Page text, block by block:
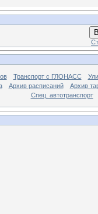
Транспорт с ГЛОНАСС
Архив расписаний
Архив
Спец. автотранспорт